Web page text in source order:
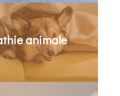
animale